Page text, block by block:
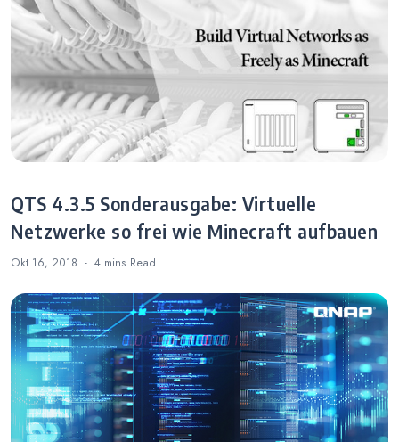
QTS 4.3.5 Sonderausgabe: Virtuelle
Netzwerke so frei wie Minecraft aufbauen
Okt 16, 2018 4 mins Read